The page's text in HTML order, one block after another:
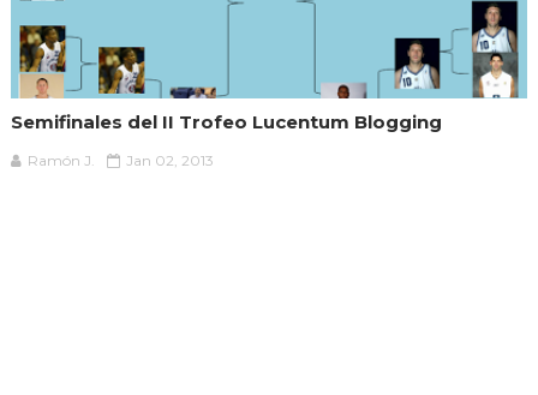
Semifinales del II Trofeo Lucentum Blogging
Ramón J. Jan 02, 2013